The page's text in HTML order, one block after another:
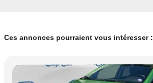
Ces annonces pourraient vous intéresser :